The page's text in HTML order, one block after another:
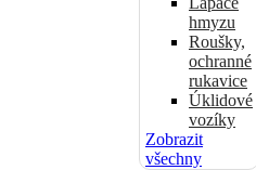
hmyzu
Roušky,
ochranné
rukavice
Úklidové
vozíky
Zobrazit
všechny